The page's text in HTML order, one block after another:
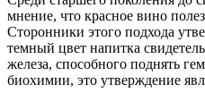
мнение, что красное вино
Сторонники этого подхода
темный цвет напитка
железа, способного поднять
биохимии, это утверждение